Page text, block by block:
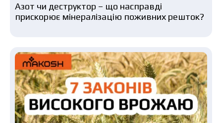
Азот чи деструктор – що насправді
прискорює мінералізацію поживних решток?